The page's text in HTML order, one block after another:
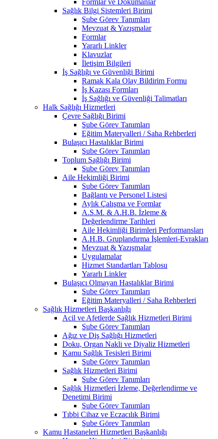
Sağlık Bilgi Sistemleri Birimi
Şube Görev Tanımları
Mevzuat & Yazışmalar
Formlar
Yararlı Linkler
Klavuzlar
İletişim Bilgileri
İş Sağlığı ve Güvenliği Birimi
Ramak Kala Olay Bildirim Formu
İş Kazası Formları
İş Sağlığı ve Güvenliği Talimatları
Halk Sağlığı Hizmetleri
Çevre Sağlığı Birimi
Şube Görev Tanımları
Eğitim Materyalleri / Saha Rehberleri
Bulaşıcı Hastalıklar Birimi
Şube Görev Tanımları
Toplum Sağlığı Birimi
Şube Görev Tanımları
Aile Hekimliği Birimi
Şube Görev Tanımları
Bağlantı ve Personel Listesi
Aylık Çalışma ve Formlar
A.S.M. & A.H.B. İzleme &
Değerlendirme Tarihleri
Aile Hekimliği Birimleri Performansları
A.H.B. Gruplandırma İşlemleri-Evrakları
Mevzuat & Yazışmalar
Uygulamalar
Hizmet Standartları Tablosu
Yararlı Linkler
Bulaşıcı Olmayan Hastalıklar Birimi
Şube Görev Tanımları
Eğitim Materyalleri / Saha Rehberleri
Sağlık Hizmetleri Başkanlığı
Acil ve Afetlerde Sağlık Hizmetleri Birimi
Şube Görev Tanımları
Ağız ve Diş Sağlığı Hizmetleri
Doku, Organ Nakli ve Diyaliz Hizmetleri
Kamu Sağlık Tesisleri Birimi
Şube Görev Tanımları
Sağlık Hizmetleri Birimi
Şube Görev Tanımları
Sağlık Hizmetleri İzleme, Değerlendirme ve
Denetimi Birimi
Şube Görev Tanımları
Tıbbi Cihaz ve Eczacılık Birimi
Şube Görev Tanımları
Kamu Hastaneleri Hizmetleri Başkanlığı